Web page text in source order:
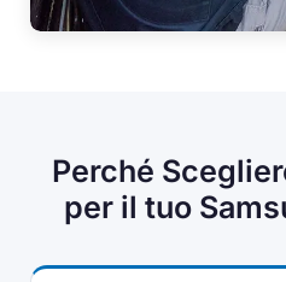
Perché
per il tuo